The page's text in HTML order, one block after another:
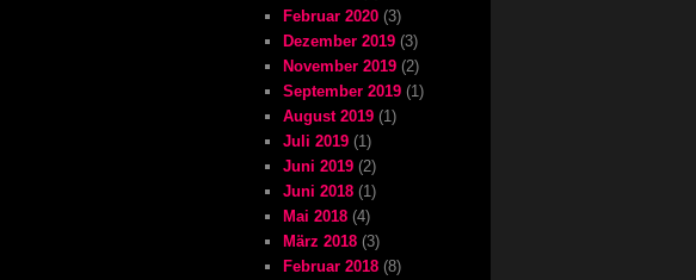
Februar 2020 (3)
Dezember 2019 (3)
November 2019 (2)
September 2019 (1)
August 2019 (1)
Juli 2019 (1)
Juni 2019 (2)
Juni 2018 (1)
Mai 2018 (4)
März 2018 (3)
Februar 2018 (8)